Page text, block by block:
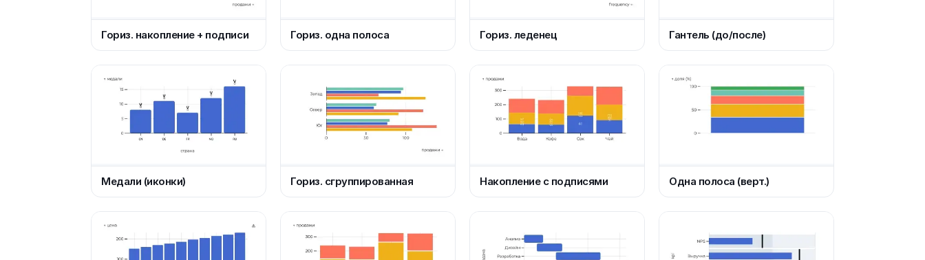
Гориз. накопление + подписи Гориз. одна полоса Гориз. леденец Гантель (до/после)
Медали (иконки) Гориз. сгруппированная Накопление с подписями Одна полоса (верт.)